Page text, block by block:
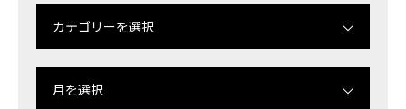
カテゴリーを選択
月を選択